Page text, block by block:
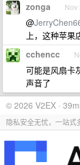
zonga Nov
@
上，这种苹
cchencc
可能是风扇卡
声音了
© 2026 V2EX ·
隐私安全无忧，一站式